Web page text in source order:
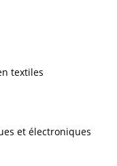
textiles
et électroniques